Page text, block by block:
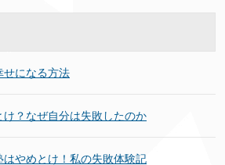
せになる方法
？なぜ自分は失敗したのか
やめとけ！私の失敗体験記